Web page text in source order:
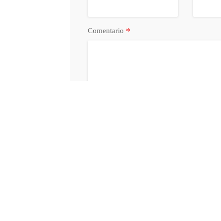
Comentario *